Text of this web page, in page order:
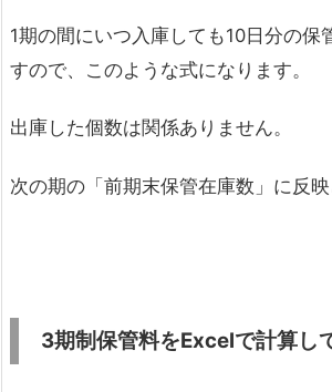
1期の間にいつ入庫しても10日分の保
すので、このような式になります。
出庫した個数は関係ありません。
次の期の「前期末保管在庫数」に反映
3期制保管料をExcelで計算し